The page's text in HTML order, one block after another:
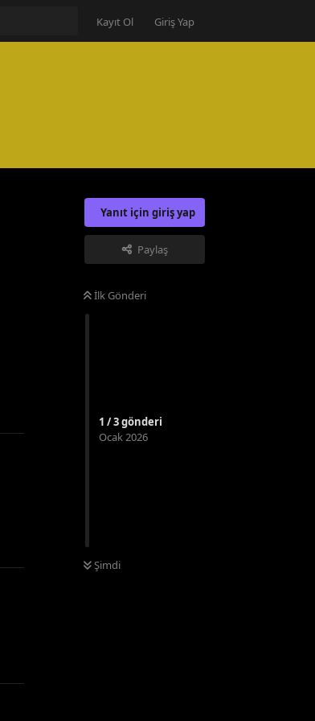
Kayıt Ol Giriş Yap
Yanıt için giriş yap
Paylaş
İlk Gönderi
1 /3gönderi
Ocak 2026
Şimdi